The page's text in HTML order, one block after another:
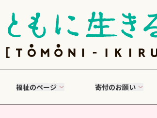
福祉のページ 寄付のお願い